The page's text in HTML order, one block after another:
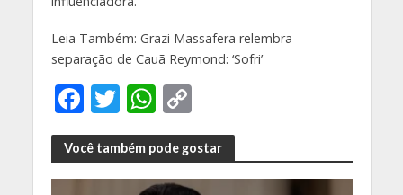
Leia Também: Grazi Massafera relembra
separação de Cauã Reymond: ‘Sofri’
F
ac
e
b
T
w
itt
er
W
h
at
s
C
o
p
y
Você também pode gostar